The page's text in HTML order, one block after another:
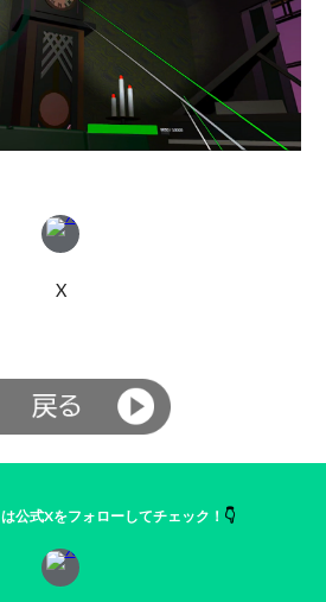
X
は公式Xをフォローしてチェック！ 👇